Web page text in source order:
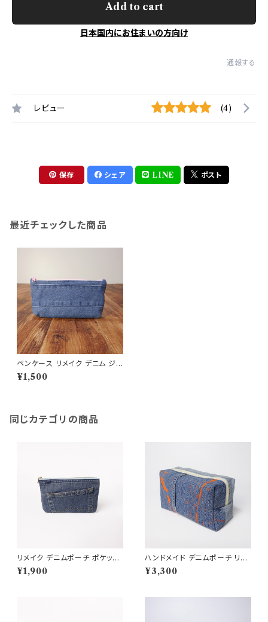
Add to cart
日本国内にお住まいの方向け
通報する
レビュー (4)
保存 シェア LINE ポスト
最近チェックした商品
ペンケース リメイク デニム ジ
ーンズ 一点物 オリジナルアイテ
ム
¥1,500
同じカテゴリの商品
リメイク デニムポーチ ポケット
デザイン 市松裏地 クッション入
り
¥1,900
ハンドメイド デニムポーチ リサ
イクル素材使用 大容量 旅行や
コスメ用 送料無料 RD24005
¥3,300